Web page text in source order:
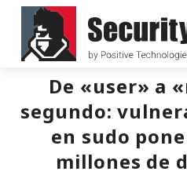
De «user» a
segundo:
en sudo
millones de